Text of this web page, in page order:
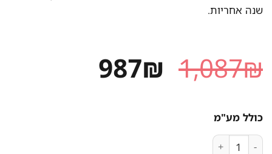
שנה אחריות.
1,087₪ המחיר
987₪ המחיר
כולל מע"מ
כמות של תנור אפייה בנוי Crystal MO67GW עם נפח 70 ליטר ודירוג אנרגטי A